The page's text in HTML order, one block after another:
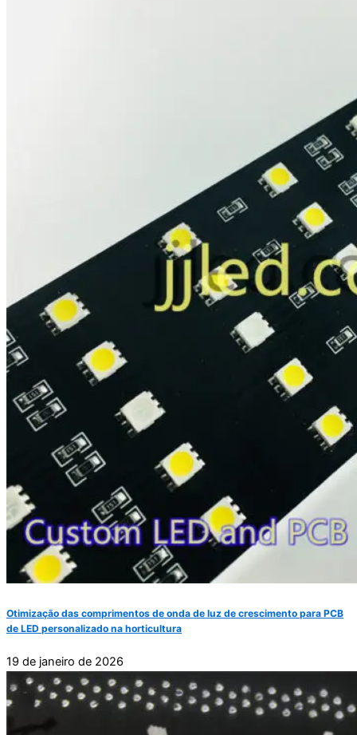
Otimização das comprimentos de onda de luz de crescimento para PCB
de LED personalizado na horticultura
19 de janeiro de 2026